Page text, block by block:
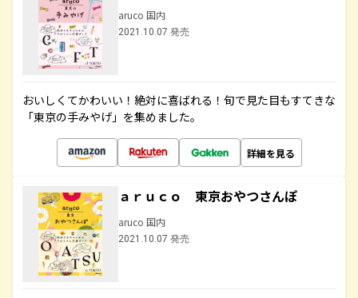
aruco 国内
2021.10.07 発売
おいしくてかわいい！絶対に喜ばれる！旬で見た目もすてきな
「東京の手みやげ」を集めました。
詳細を見る
ａｒｕｃｏ 東京おやつさんぽ
aruco 国内
2021.10.07 発売